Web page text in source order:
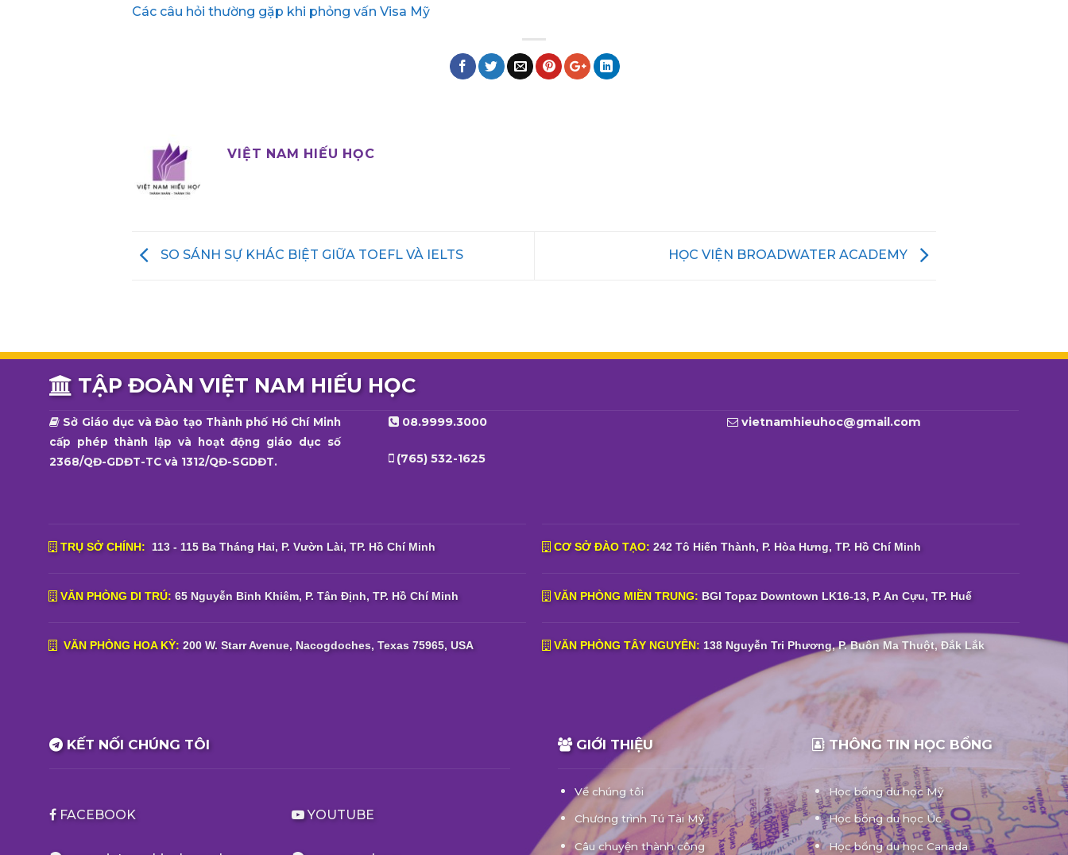
Các câu hỏi thường gặp khi phỏng vấn Visa Mỹ
VIỆT NAM HIẾU HỌC
SO SÁNH SỰ KHÁC BIỆT GIỮA TOEFL VÀ IELTS HỌC VIỆN BROADWATER ACADEMY
TẬP ĐOÀN VIỆT NAM HIẾU HỌC
Sở Giáo dục và Đào tạo Thành phố Hồ Chí Minh
cấp phép thành lập và hoạt động giáo dục số
2368/QĐ-GDĐT-TC và 1312/QĐ-SGDĐT.
08.9999.3000
(765) 532-1625
vietnamhieuhoc@gmail.com
TRỤ SỞ CHÍNH: 113 - 115 Ba Tháng Hai, P. Vườn Lài, TP. Hồ Chí Minh
VĂN PHÒNG DI TRÚ: 65 Nguyễn Bỉnh Khiêm, P. Tân Định, TP. Hồ Chí Minh
VĂN PHÒNG HOA KỲ: 200 W. Starr Avenue, Nacogdoches, Texas 75965, USA
CƠ SỞ ĐÀO TẠO: 242 Tô Hiến Thành, P. Hòa Hưng, TP. Hồ Chí Minh
VĂN PHÒNG MIỀN TRUNG: BGI Topaz Downtown LK16-13, P. An Cựu, TP. Huế
VĂN PHÒNG TÂY NGUYÊN: 138 Nguyễn Tri Phương, P. Buôn Ma Thuột, Đắk Lắk
KẾT NỐI CHÚNG TÔI
FACEBOOK YOUTUBE
GIỚI THIỆU
Về chúng tôi
Chương trình Tú Tài Mỹ
Câu chuyện thành công
THÔNG TIN HỌC BỔNG
Học bổng du học Mỹ
Học bổng du học Úc
Học bổng du học Canada